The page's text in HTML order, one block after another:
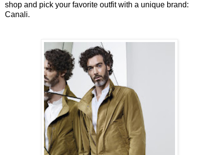
shop and pick your favorite outfit with a unique brand:
Canali.